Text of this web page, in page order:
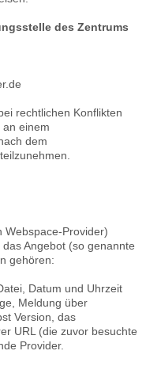
des Zentrums
rechtlichen Konflikten
an einem
dem
Webspace-Provider)
Angebot (so genannte
gehören:
Datum und Uhrzeit
Meldung über
Version, das
URL (die zuvor besuchte
Provider.